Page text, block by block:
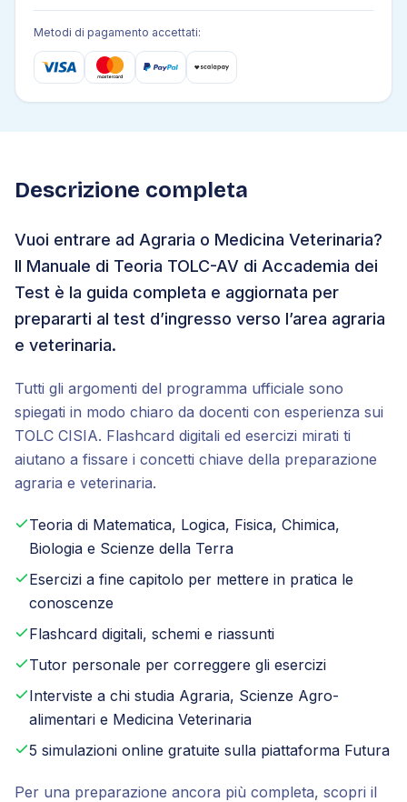
Metodi di pagamento accettati:
Descrizione completa
Vuoi entrare ad Agraria o Medicina Veterinaria?
Il Manuale di Teoria TOLC-AV di Accademia dei
Test è la guida completa e aggiornata per
prepararti al test d’ingresso verso l’area agraria
e veterinaria.
Tutti gli argomenti del programma ufficiale sono
spiegati in modo chiaro da docenti con esperienza sui
TOLC CISIA. Flashcard digitali ed esercizi mirati ti
aiutano a fissare i concetti chiave della preparazione
agraria e veterinaria.
Teoria di Matematica, Logica, Fisica, Chimica,
Biologia e Scienze della Terra
Esercizi a fine capitolo per mettere in pratica le
conoscenze
Flashcard digitali, schemi e riassunti
Tutor personale per correggere gli esercizi
Interviste a chi studia Agraria, Scienze Agro-
alimentari e Medicina Veterinaria
5 simulazioni online gratuite sulla piattaforma Futura
Per una preparazione ancora più completa, scopri il